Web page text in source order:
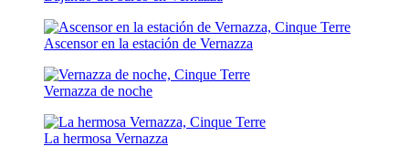
Ascensor en la estación de Vernazza
Vernazza de noche
La hermosa Vernazza